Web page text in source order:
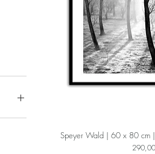
Speyer Wald | 60 x 80 cm
Preis